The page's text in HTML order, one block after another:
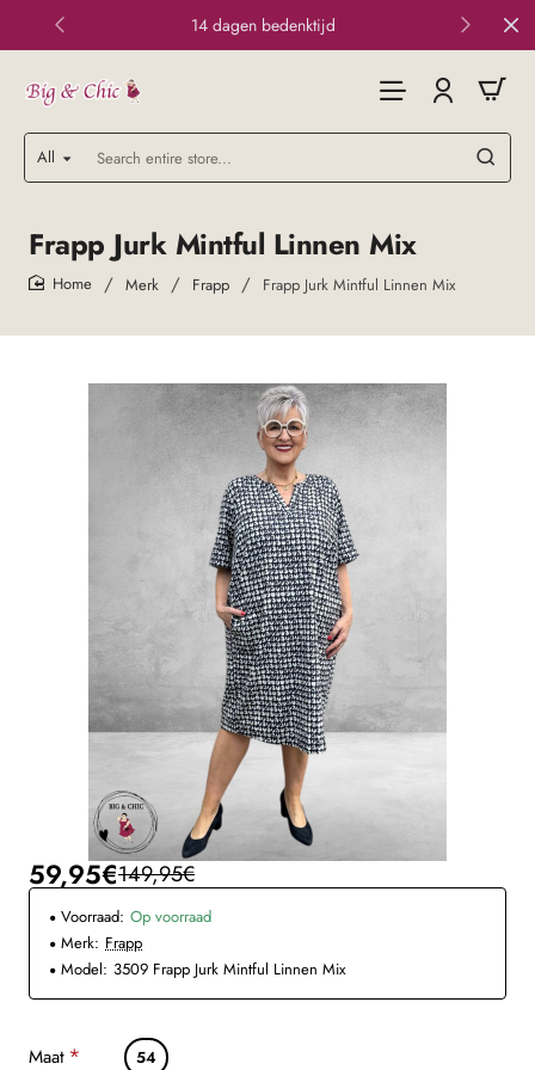
14 dagen bedenktijd
All
Search
entire
Frapp Jurk Mintful Linnen Mix
Merk Frapp Frapp Jurk Mintful Linnen Mix
59,95€149,95€
Voorraad: Op voorraad
Merk: Frapp
Model: 3509 Frapp Jurk Mintful Linnen Mix
Maat 54